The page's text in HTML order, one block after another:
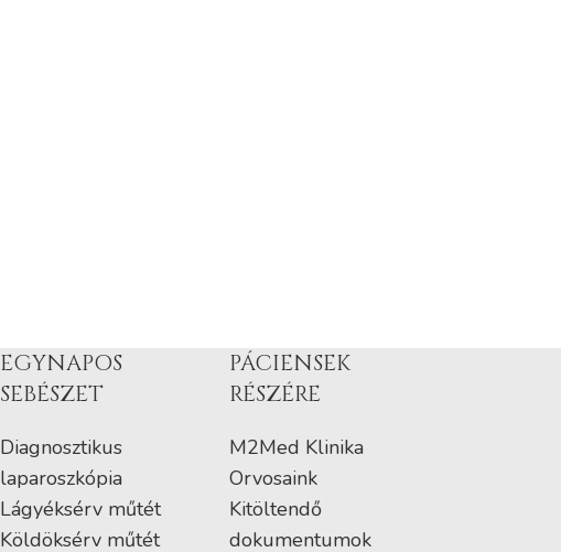
EGYNAPOS
SEBÉSZET
Diagnosztikus
laparoszkópia
Lágyéksérv műtét
Köldöksérv műtét
PÁCIENSEK
RÉSZÉRE
M2Med Klinika
Orvosaink
Kitöltendő
dokumentumok